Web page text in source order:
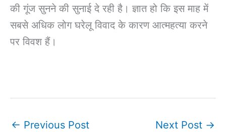
की गूंज सुनने की सुनाई दे रही है। ज्ञात हो कि इस माह में
सबसे अधिक लोग घरेलू विवाद के कारण आत्महत्या करने
पर विवश हैं।
← Previous Post Next Post →